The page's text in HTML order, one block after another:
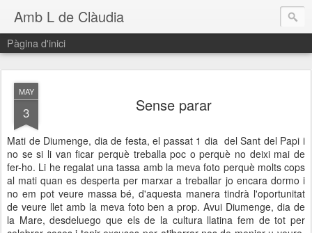
Amb L de Clàudia
Pàgina d'inici
MAY
3 Sense parar
Mati de Diumenge, dia de festa, el passat 1 dia del Sant del Papi i
no se si li van ficar perquè treballa poc o perquè no deixi mai de
fer-ho. Li he regalat una tassa amb la meva foto perquè molts cops
al mati quan es desperta per marxar a treballar jo encara dormo i
no em pot veure massa bé, d'aquesta manera tindrà l'oportunitat
de veure llet amb la meva foto ben a prop. Avui Diumenge, dia de
la Mare, desdeluego que els de la cultura llatina fem de tot per